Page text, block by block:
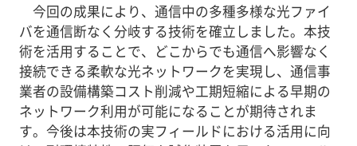
今回の成果により、通信中の多種多様な光ファイ
バを通信断なく分岐する技術を確立しました。本技
術を活用することで、どこからでも通信へ影響なく
接続できる柔軟な光ネットワークを実現し、通信事
業者の設備構築コスト削減や工期短縮による早期の
ネットワーク利用が可能になることが期待されま
す。今後は本技術の実フィールドにおける活用に向